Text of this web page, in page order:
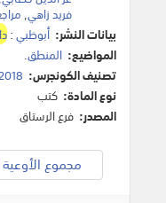
فريد زاهي,
بيانات النشر: أبوظبي:
المواضيع: المنطق.
تصنيف الكونجرس:
نوع المادة: كتب
المصدر: فرع الرستاق
مجموع الأوعية